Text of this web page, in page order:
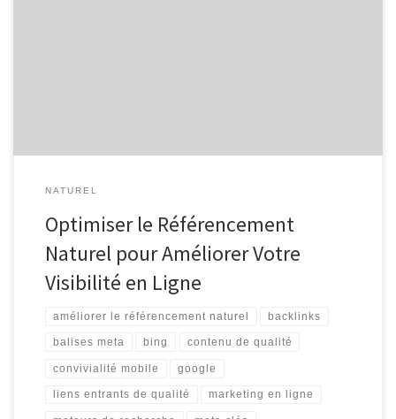
NATUREL
Optimiser le Référencement
Naturel pour Améliorer Votre
Visibilité en Ligne
améliorer le référencement naturel backlinks
balises meta bing contenu de qualité
convivialité mobile google
liens entrants de qualité marketing en ligne